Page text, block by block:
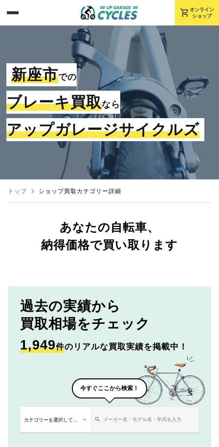
shopping_cart オンライン
ショップ
新座市での
ブレーキ買取なら
アップガレージサイクルズ
トップ ショップ買取カテゴリー詳細
あなたの自転車、
納得価格で買い取ります
過去の実績から
買取相場をチェック
1,949件のリアルな買取実績を掲載中！
今すぐここから検索！